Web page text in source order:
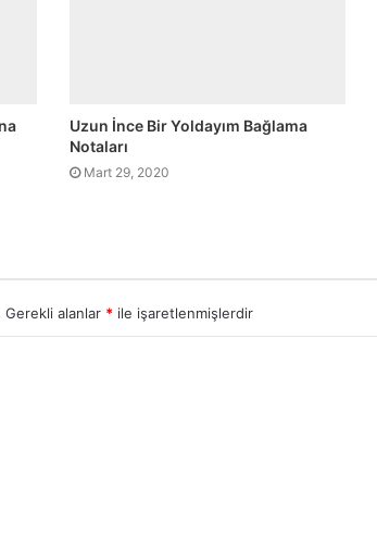
Uzun İnce Bir Yoldayım Bağlama
Notaları
Mart 29, 2020
Gerekli alanlar * ile işaretlenmişlerdir